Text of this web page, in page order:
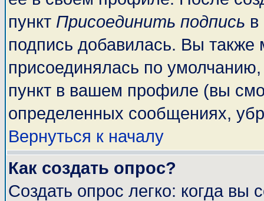
пункт Присоединить подпись
подпись добавилась. Вы также
присоединялась по
пункт в вашем профиле (вы
определенных сообщениях,
Вернуться к началу
Как создать опрос?
Создать опрос легко: когда вы